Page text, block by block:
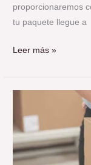
proporcionaremos
tu paquete llegue a
Leer más »
sobre
la
importación